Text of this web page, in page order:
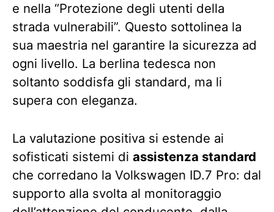
e nella “Protezione degli utenti della
strada vulnerabili”. Questo sottolinea la
sua maestria nel garantire la sicurezza ad
ogni livello. La berlina tedesca non
soltanto soddisfa gli standard, ma li
supera con eleganza.
La valutazione positiva si estende ai
sofisticati sistemi di assistenza standard
che corredano la Volkswagen ID.7 Pro: dal
supporto alla svolta al monitoraggio